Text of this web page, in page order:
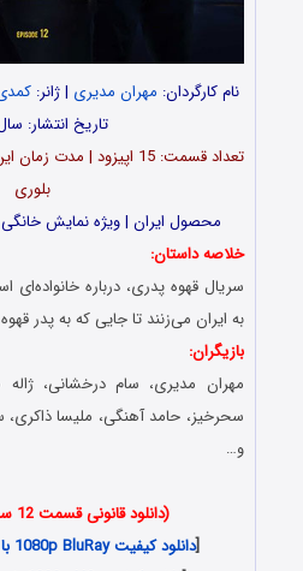
نام کارگردان: مهران مدیری | ژانر:
تاریخ انتشار: سال
بلوری
محصول ایران | ویژه نمایش خانگی
خلاصه داستان:
سریال قهوه پدری، درباره
به ایران می‌‌زنند تا جایی که به پدر
بازیگران:
مهران مدیری، سام درخشانی، ژاله
سحرخیز، حامد آهنگی، ملیسا ذاکری،
و…
(دانلود قانونی قسمت 12 سریال قهوه پدری)
[دانلود کیفیت 1080p BluRay با حجم 3.07 گیگابایت